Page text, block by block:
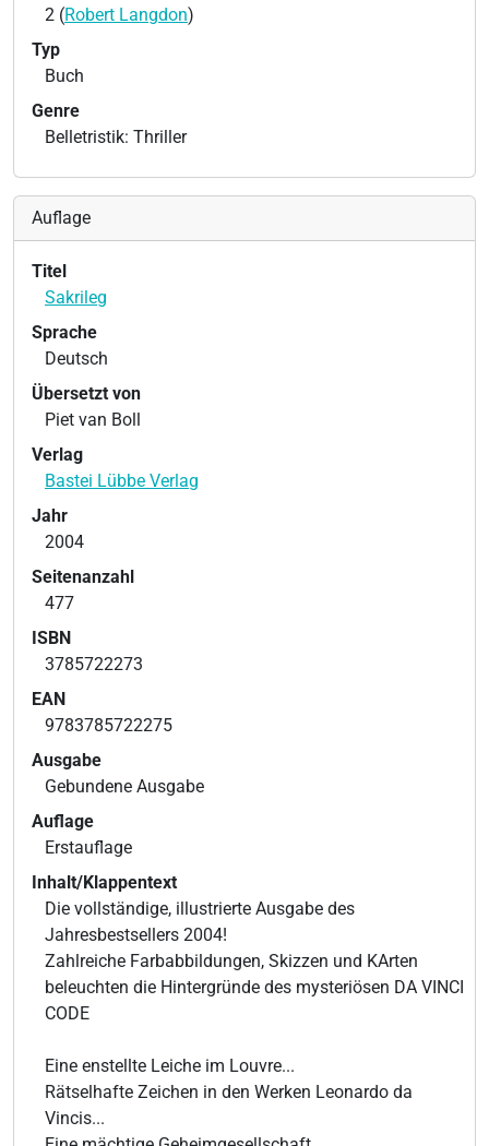
2 (Robert Langdon)
Typ
Buch
Genre
Belletristik: Thriller
Auflage
Titel
Sakrileg
Sprache
Deutsch
Übersetzt von
Piet van Boll
Verlag
Bastei Lübbe Verlag
Jahr
2004
Seitenanzahl
477
ISBN
3785722273
EAN
9783785722275
Ausgabe
Gebundene Ausgabe
Auflage
Erstauflage
Inhalt/Klappentext
Die vollständige, illustrierte Ausgabe des
Jahresbestsellers 2004!
Zahlreiche Farbabbildungen, Skizzen und KArten
beleuchten die Hintergründe des mysteriösen DA VINCI
CODE
Eine enstellte Leiche im Louvre...
Rätselhafte Zeichen in den Werken Leonardo da
Vincis...